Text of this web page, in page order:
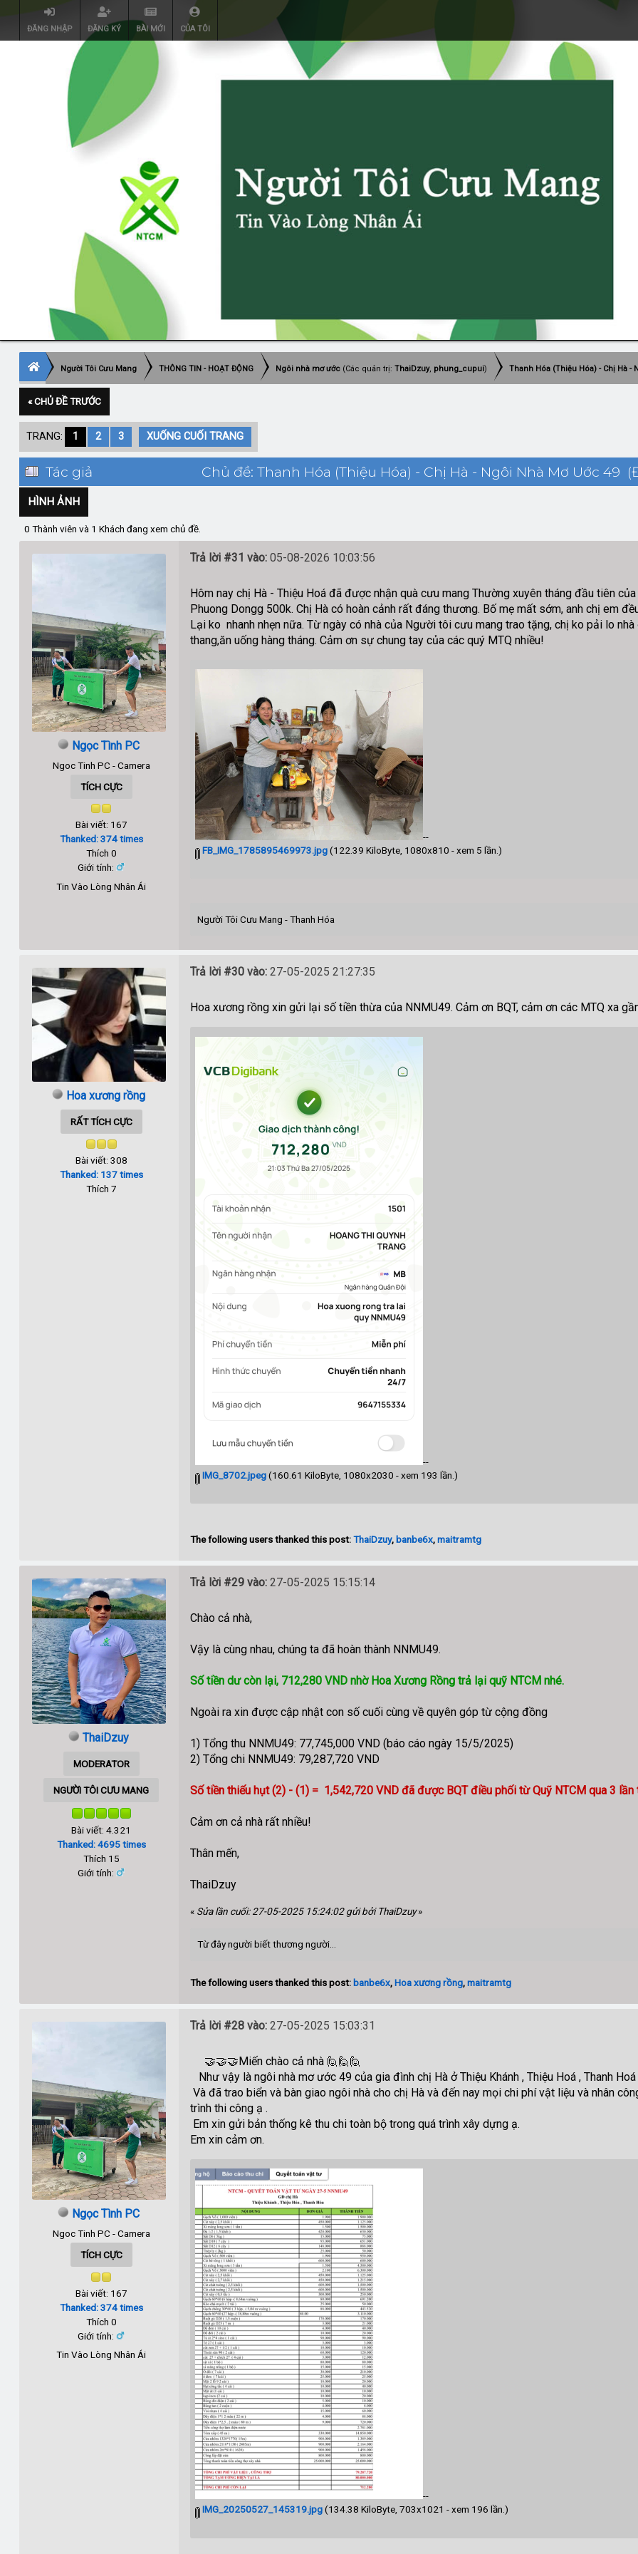
ĐĂNG NHẬP ĐĂNG KÝ BÀI MỚI CỦA TÔI
Người Tôi Cưu Mang THÔNG TIN - HOẠT ĐỘNG Ngôi nhà mơ ước (Các quản trị:ThaiDzuy, phung_cupui) Thanh Hóa (Thiệu Hóa) - Chị Hà -
« CHỦ ĐỀ TRƯỚC
TRANG: 1 2 3 XUỐNG CUỐI TRANG
Tác giả Chủ đề: Thanh Hóa (Thiệu Hóa) - Chị Hà - Ngôi Nhà Mơ Uớc 49
HÌNH ẢNH
0 Thành viên và 1 Khách đang xem chủ đề.
Ngọc Tình PC
Ngoc Tinh PC - Camera
TÍCH CỰC
Bài viết: 167
Thanked: 374 times
Thích 0
Giới tính:
Tin Vào Lòng Nhân Ái
Trả lời #31 vào:05-08-2026 10:03:56
Hôm nay chị Hà - Thiệu Hoá đã được nhận quà cưu mang Thường xuyên tháng đầu tiên
Phuong Dongg 500k. Chị Hà có hoàn cảnh rất đáng thương. Bố mẹ mất sớm, anh chị em
Lại ko nhanh nhẹn nữa. Từ ngày có nhà của Người tôi cưu mang trao tặng, chị ko pải lo
thang,ăn uống hàng tháng. Cảm ơn sự chung tay của các quý MTQ nhiều!
--
FB_IMG_1785895469973.jpg(122.39 KiloByte, 1080x810 - xem 5 lần.)
Người Tôi Cưu Mang - Thanh Hóa
Hoa xương rồng
RẤT TÍCH CỰC
Bài viết: 308
Thanked: 137 times
Thích 7
Trả lời #30 vào:27-05-2025 21:27:35
Hoa xương rồng xin gửi lại số tiền thừa của NNMU49. Cảm ơn BQT, cảm ơn các MTQ xa
--
IMG_8702.jpeg(160.61 KiloByte, 1080x2030 - xem 193 lần.)
The following users thanked this post:ThaiDzuy, banbe6x,maitramtg
ThaiDzuy
MODERATOR
NGƯỜI TÔI CƯU MANG
Bài viết: 4.321
Thanked: 4695 times
Thích 15
Giới tính:
Trả lời #29 vào:27-05-2025 15:15:14
Chào cả nhà,
Vậy là cùng nhau, chúng ta đã hoàn thành NNMU49.
Số tiền dư còn lại, 712,280 VND nhờ Hoa Xương Rồng trả lại quỹ NTCM nhé.
Ngoài ra xin được cập nhật con số cuối cùng về quyên góp từ cộng đồng
1) Tổng thu NNMU49: 77,745,000 VND (báo cáo ngày 15/5/2025)
2) Tổng chi NNMU49: 79,287,720 VND
Số tiền thiếu hụt (2) - (1) = 1,542,720 VND đã được BQT điều phối từ Quỹ NTCM qua 3 lần
Cảm ơn cả nhà rất nhiều!
Thân mến,
ThaiDzuy
« Sửa lần cuối: 27-05-2025 15:24:02 gửi bởi ThaiDzuy»
Từ đây người biết thương người...
The following users thanked this post: banbe6x,Hoa xương rồng,maitramtg
Ngọc Tình PC
Ngoc Tinh PC - Camera
TÍCH CỰC
Bài viết: 167
Thanked: 374 times
Thích 0
Giới tính:
Tin Vào Lòng Nhân Ái
Trả lời #28 vào:27-05-2025 15:03:31
🤝🤝🤝Miến chào cả nhà 🙋🙋🙋
Như vậy là ngôi nhà mơ ước 49 của gia đình chị Hà ở Thiệu Khánh , Thiệu Hoá , Thanh
Và đã trao biển và bàn giao ngôi nhà cho chị Hà và đến nay mọi chi phí vật liệu và nhân
trình thi công ạ .
Em xin gửi bản thống kê thu chi toàn bộ trong quá trình xây dựng ạ.
Em xin cảm ơn.
--
IMG_20250527_145319.jpg(134.38 KiloByte, 703x1021 - xem 196 lần.)